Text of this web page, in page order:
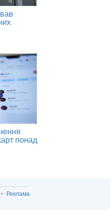
Реклама